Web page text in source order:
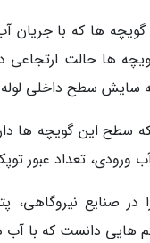
ها که با جریان
ها حالت ارتجاعی
سایش سطح داخلی لوله
سطح این گویچه ها
ورودی، تعداد عبور
در صنایع
هایی دانست که با آب